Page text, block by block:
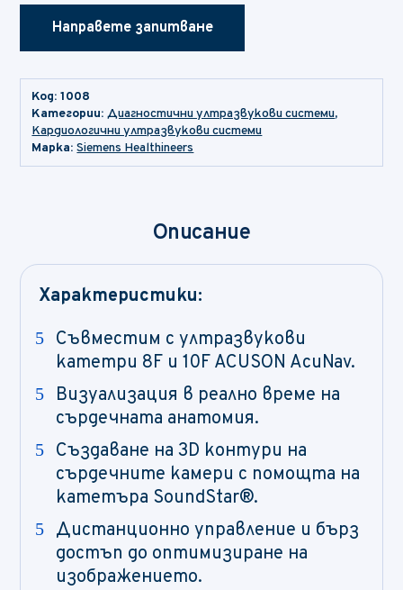
Направете запитване
Код:1008
Категории:Диагностични ултразвукови системи,
Кардиологични ултразвукови системи
Марка:Siemens Healthineers
Описание
Характеристики:
Съвместим с ултразвукови
катетри 8F и 10F ACUSON AcuNav.
Визуализация в реално време на
сърдечната анатомия.
Създаване на 3D контури на
сърдечните камери с помощта на
катетъра SoundStar®.
Дистанционно управление и бърз
достъп до оптимизиране на
изображението.